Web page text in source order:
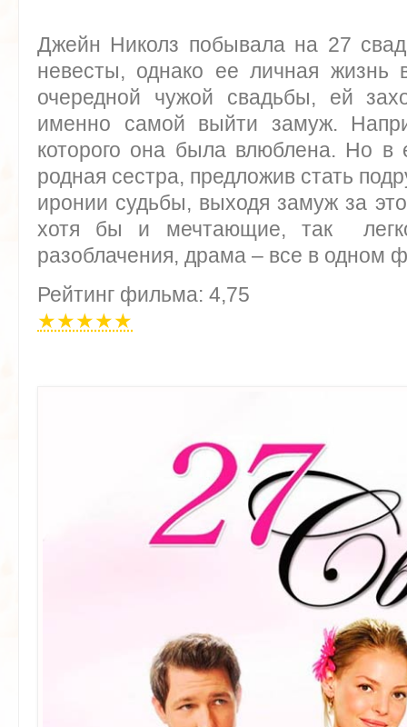
Джейн Николз побывала на 27
невесты, однако ее личная жизнь
очередной чужой свадьбы, ей
именно самой выйти замуж.
которого она была влюблена. Но в
родная сестра, предложив стать
иронии судьбы, выходя замуж за
хотя бы и мечтающие, так
разоблачения, драма – все в одном
Рейтинг фильма: 4,75
★★★★★